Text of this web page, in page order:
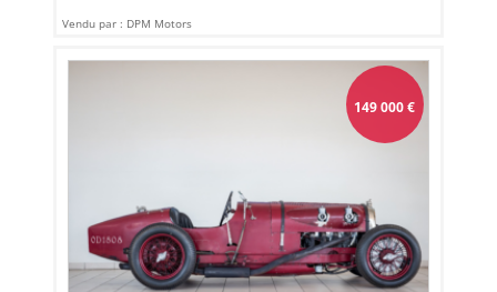
Vendu par : DPM Motors
149 000€